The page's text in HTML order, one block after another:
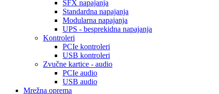
SFX napajanja
Standardna napajanja
Modularna napajanja
UPS - besprekidna napajanja
Kontroleri
PCIe kontroleri
USB kontroleri
Zvučne kartice - audio
PCIe audio
USB audio
Mrežna oprema